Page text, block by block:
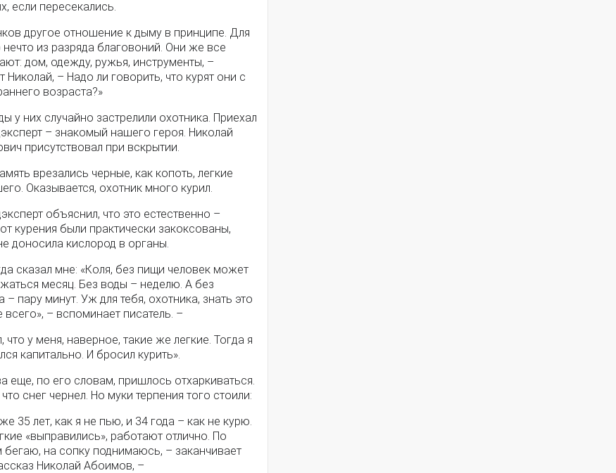
если пересекались.
другое отношение к дыму в принципе. Для
нечто из разряда благовоний. Они же все
дом, одежду, ружья, инструменты, –
Николай, – Надо ли говорить, что курят они с
возраста?»
у них случайно застрелили охотника. Приехал
– знакомый нашего героя. Николай
присутствовал при вскрытии.
врезались черные, как копоть, легкие
Оказывается, охотник много курил.
объяснил, что это естественно –
курения были практически закоксованы,
доносила кислород в органы.
сказал мне: «Коля, без пищи человек может
месяц. Без воды – неделю. А без
– пару минут. Уж для тебя, охотника, знать это
– вспоминает писатель. –
что у меня, наверное, такие же легкие. Тогда я
капитально. И бросил курить».
еще, по его словам, пришлось отхаркиваться.
снег чернел. Но муки терпения того стоили:
35 лет, как я не пью, и 34 года – как не курю.
«выправились», работают отлично. По
бегаю, на сопку поднимаюсь, – заканчивает
Николай Абоимов, –